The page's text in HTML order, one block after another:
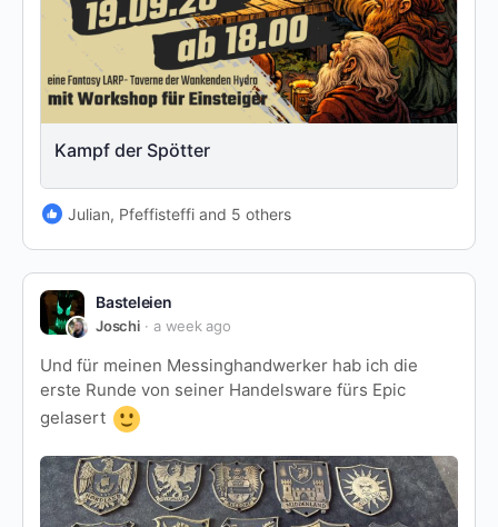
Kampf der Spötter
Julian, Pfeffisteffi and 5 others
Basteleien
Joschi a week ago
Und für meinen Messinghandwerker hab ich die
erste Runde von seiner Handelsware fürs Epic
gelasert